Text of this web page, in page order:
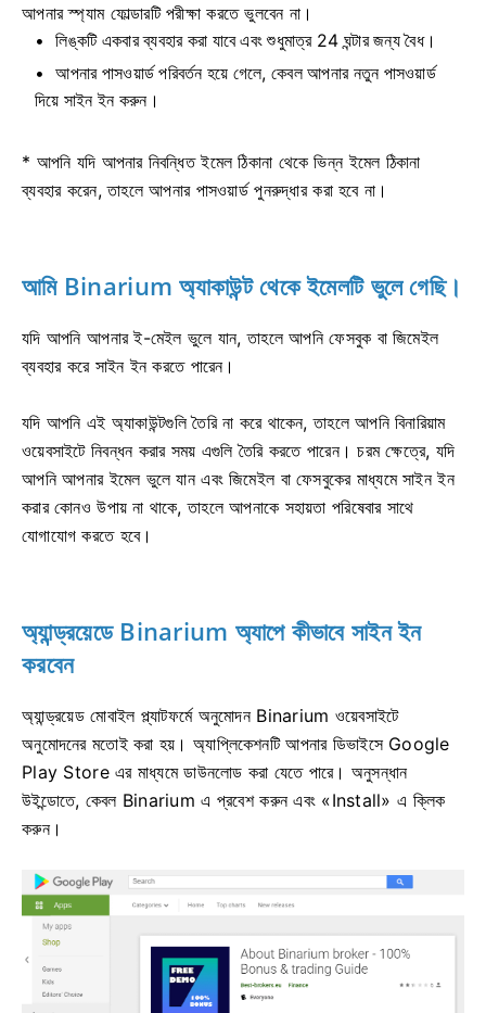
আপনার স্প্যাম ফোল্ডারটি পরীক্ষা করতে ভুলবেন না।
লিঙ্কটি একবার ব্যবহার করা যাবে এবং শুধুমাত্র 24 ঘন্টার জন্য বৈধ।
আপনার পাসওয়ার্ড পরিবর্তন হয়ে গেলে, কেবল আপনার নতুন পাসওয়ার্ড
দিয়ে সাইন ইন করুন।
* আপনি যদি আপনার নিবন্ধিত ইমেল ঠিকানা থেকে ভিন্ন ইমেল ঠিকানা
ব্যবহার করেন, তাহলে আপনার পাসওয়ার্ড পুনরুদ্ধার করা হবে না।
আমি Binarium অ্যাকাউন্ট থেকে ইমেলটি ভুলে গেছি।
যদি আপনি আপনার ই-মেইল ভুলে যান, তাহলে আপনি ফেসবুক বা জিমেইল
ব্যবহার করে সাইন ইন করতে পারেন।
যদি আপনি এই অ্যাকাউন্টগুলি তৈরি না করে থাকেন, তাহলে আপনি বিনারিয়াম
ওয়েবসাইটে নিবন্ধন করার সময় এগুলি তৈরি করতে পারেন। চরম ক্ষেত্রে, যদি
আপনি আপনার ইমেল ভুলে যান এবং জিমেইল বা ফেসবুকের মাধ্যমে সাইন ইন
করার কোনও উপায় না থাকে, তাহলে আপনাকে সহায়তা পরিষেবার সাথে
যোগাযোগ করতে হবে।
অ্যান্ড্রয়েডে Binarium অ্যাপে কীভাবে সাইন ইন
করবেন
অ্যান্ড্রয়েড মোবাইল প্ল্যাটফর্মে অনুমোদন Binarium ওয়েবসাইটে
অনুমোদনের মতোই করা হয়। অ্যাপ্লিকেশনটি আপনার ডিভাইসে Google
Play Store এর মাধ্যমে ডাউনলোড করা যেতে পারে। অনুসন্ধান
উইন্ডোতে, কেবল Binarium এ প্রবেশ করুন এবং «Install» এ ক্লিক
করুন।